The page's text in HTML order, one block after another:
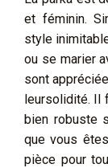
et féminin.
style
ou se marier
sont
leursolidité. Il
bien robuste
que vous
pièce pour